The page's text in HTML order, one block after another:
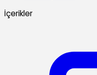
İçerikler